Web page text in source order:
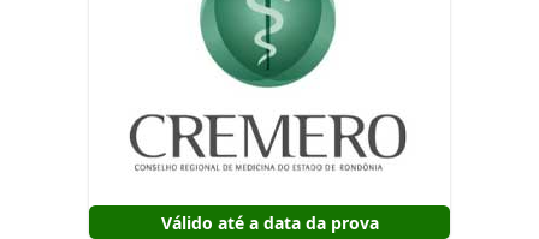
Válido até a data da prova